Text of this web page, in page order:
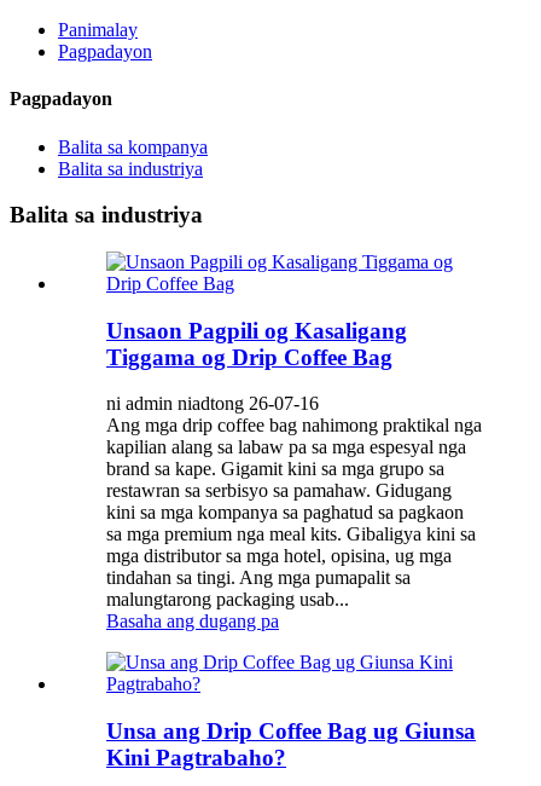
Panimalay
Pagpadayon
Pagpadayon
Balita sa kompanya
Balita sa industriya
Balita sa industriya
Unsaon Pagpili og Kasaligang
Tiggama og Drip Coffee Bag
ni admin niadtong 26-07-16
Ang mga drip coffee bag nahimong praktikal nga
kapilian alang sa labaw pa sa mga espesyal nga
brand sa kape. Gigamit kini sa mga grupo sa
restawran sa serbisyo sa pamahaw. Gidugang
kini sa mga kompanya sa paghatud sa pagkaon
sa mga premium nga meal kits. Gibaligya kini sa
mga distributor sa mga hotel, opisina, ug mga
tindahan sa tingi. Ang mga pumapalit sa
malungtarong packaging usab...
Basaha ang dugang pa
Unsa ang Drip Coffee Bag ug Giunsa
Kini Pagtrabaho?